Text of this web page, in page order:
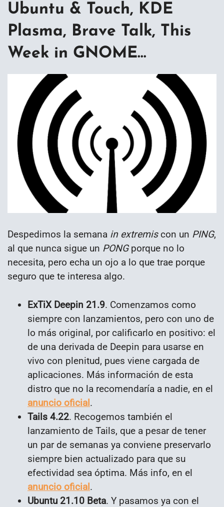
Ubuntu & Touch, KDE
Plasma, Brave Talk, This
Week in GNOME…
Despedimos la semana in extremiscon un PING,
al que nunca sigue un PONGporque no lo
necesita, pero echa un ojo a lo que trae porque
seguro que te interesa algo.
ExTiX Deepin 21.9. Comenzamos como
siempre con lanzamientos, pero con uno de
lo más original, por calificarlo en positivo: el
de una derivada de Deepin para usarse en
vivo con plenitud, pues viene cargada de
aplicaciones. Más información de esta
distro que no la recomendaría a nadie, en el
anuncio oficial.
Tails 4.22. Recogemos también el
lanzamiento de Tails, que a pesar de tener
un par de semanas ya conviene preservarlo
siempre bien actualizado para que su
efectividad sea óptima. Más info, en el
anuncio oficial.
Ubuntu 21.10 Beta. Y pasamos ya con el